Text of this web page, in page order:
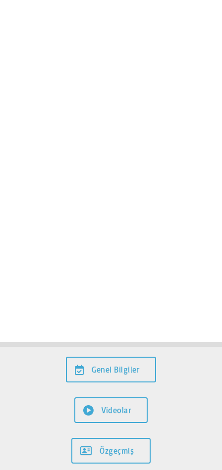
Genel Bilgiler
Videolar
Özgeçmiş